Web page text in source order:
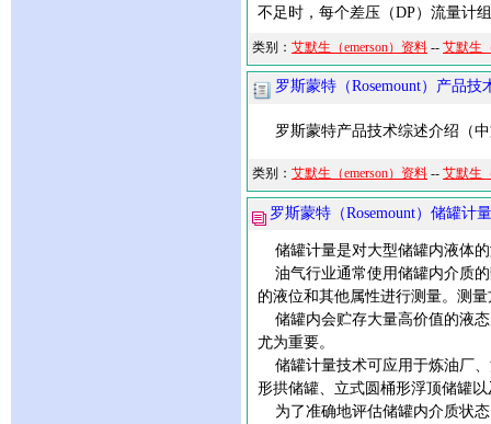
不足时，每个差压（DP）流量计
类别： 艾默生（emerson）资料 -- 艾默生
罗斯蒙特（Rosemount）产品
罗斯蒙特产品技术综述介绍（
类别： 艾默生（emerson）资料 -- 艾默生
罗斯蒙特（Rosemount）储罐计
储罐计量是对大型储罐内液体
油气行业通常使用储罐内介质的
的液位和其他属性进行测量。测
储罐内会贮存大量高价值的液态
尤为重要。
储罐计量技术可应用于炼油厂、
形拱储罐、立式圆桶形浮顶储罐
为了准确地评估储罐内介质状态